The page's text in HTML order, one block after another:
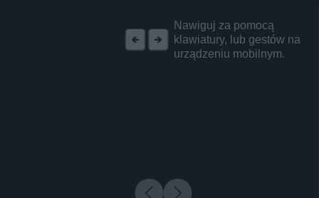
Nawiguj za pomocą
klawiatury, lub gestów na
urządzeniu mobilnym.